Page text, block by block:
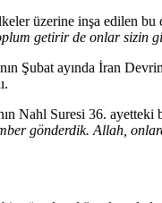
üzerine inşa edilen
getirir de onlar sizin
Şubat ayında İran
Nahl Suresi 36.
gönderdik. Allah,